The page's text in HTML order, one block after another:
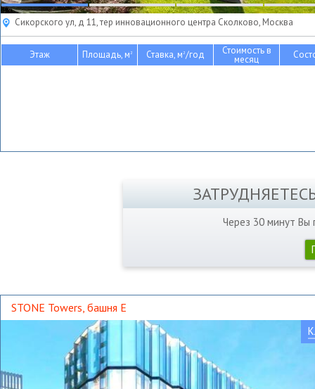
Сикорского ул, д 11, тер инновационного центра Сколково, Москва
Этаж Площадь, м2 Ставка, м2/год Стоимость в
месяц
Через 30 минут Вы
STONE Towers, башня Е